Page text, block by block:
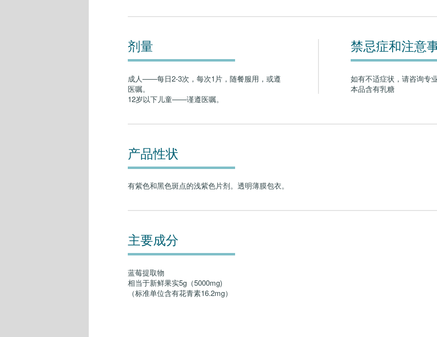
剂量
成人——每日2-3次，每次1片，随餐服用，或遵
医嘱。
12岁以下儿童——谨遵医嘱。
禁忌症和注意
如有不适症状，请咨询专
本品含有乳糖
产品性状
有紫色和黑色斑点的浅紫色片剂。透明薄膜包衣。
主要成分
蓝莓提取物
相当于新鲜果实5g（5000mg)
（标准单位含有花青素16.2mg）